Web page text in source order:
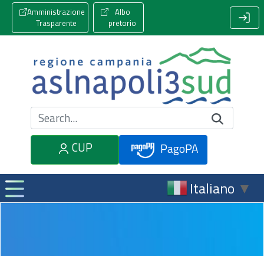
Amministrazione
Trasparente
Albo
pretorio
Cerca nel sito
CUP
PagoPA
Italiano ▼